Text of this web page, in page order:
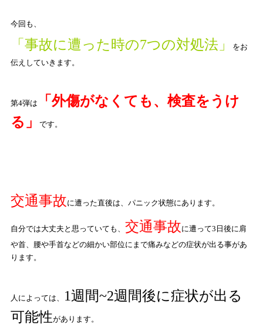
今回も、
「事故に遭った時の7つの対処法」
をお
伝えしていきます。
第4弾は
「外傷がなくても、検査をうけ
る」
です。
交通事故に遭った直後は、パニック状態にあります。
自分では大丈夫と思っていても、 交通事故に遭って3 日後に肩
や首、腰や手首などの細かい部位にまで痛みなどの症状が出る事があ
ります。
人によっては、 1週間~2週間後に症状が出る
可能性があります。